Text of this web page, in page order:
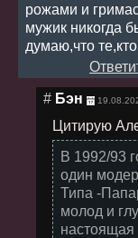
рожами и
мужик никогда
думаю,что
# Бэн
Цитирую
В 1992/93
один
Типа -
молод и
настоящая